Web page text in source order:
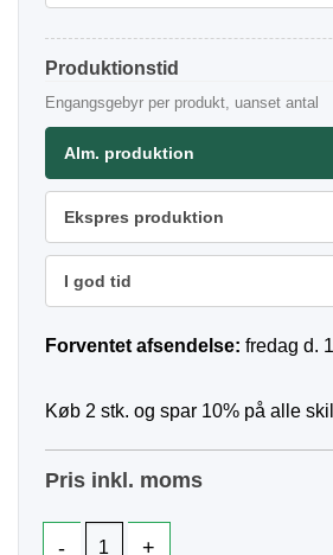
Produktionstid
Engangsgebyr per produkt, uanset antal
Alm. produktion
Ekspres produktion
I god tid
Forventet afsendelse: fredag d.
Køb 2 stk. og spar 10% på alle
Pris inkl. moms